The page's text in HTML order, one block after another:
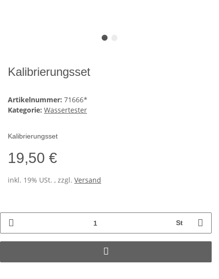
Kalibrierungsset
Artikelnummer: 71666*
Kategorie: Wassertester
Kalibrierungsset
19,50 €
inkl. 19% USt. , zzgl. Versand
St